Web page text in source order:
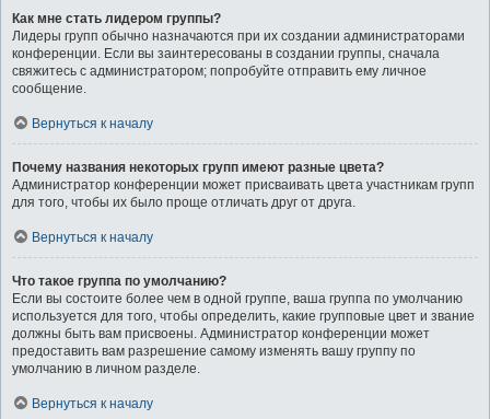
Как мне стать лидером группы?
Лидеры групп обычно назначаются при их создании администраторами
конференции. Если вы заинтересованы в создании группы, сначала
свяжитесь с администратором; попробуйте отправить ему личное
сообщение.
Вернуться к началу
Почему названия некоторых групп имеют разные цвета?
Администратор конференции может присваивать цвета участникам групп
для того, чтобы их было проще отличать друг от друга.
Вернуться к началу
Что такое группа по умолчанию?
Если вы состоите более чем в одной группе, ваша группа по умолчанию
используется для того, чтобы определить, какие групповые цвет и звание
должны быть вам присвоены. Администратор конференции может
предоставить вам разрешение самому изменять вашу группу по
умолчанию в личном разделе.
Вернуться к началу